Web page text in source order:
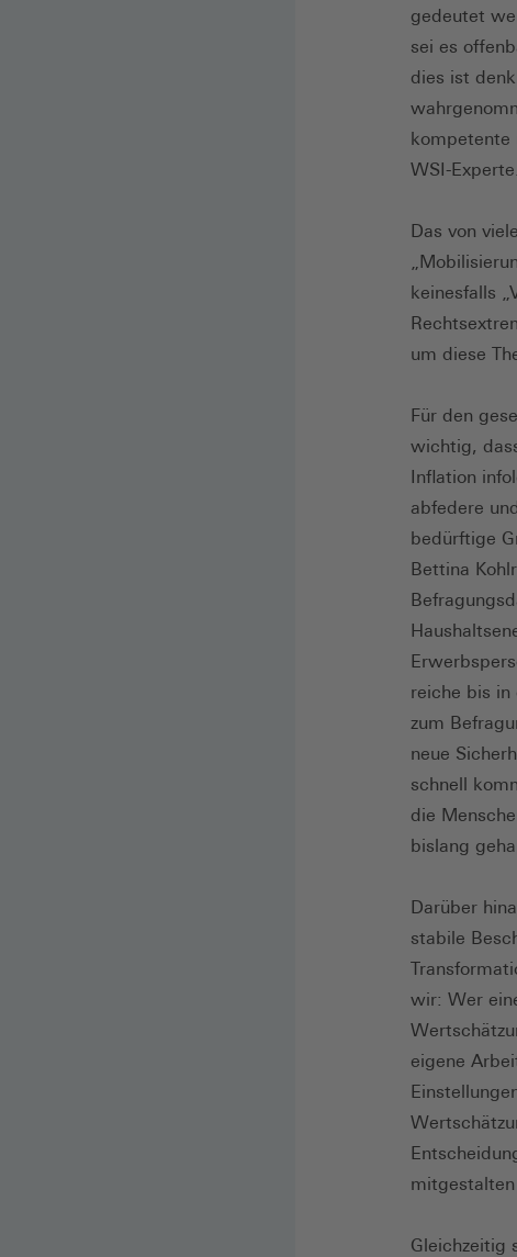
gedeutet
sei es
dies ist
kompetente
WSI-Experte.
Das von
keinesfalls
um diese
Für den
wichtig,
Inflation
abfedere
bedürftige
Bettina
reiche bis
zum
neue
schnell
die
bislang
Darüber
stabile
wir: Wer
eigene
mitgestalten
Gleichzeitig